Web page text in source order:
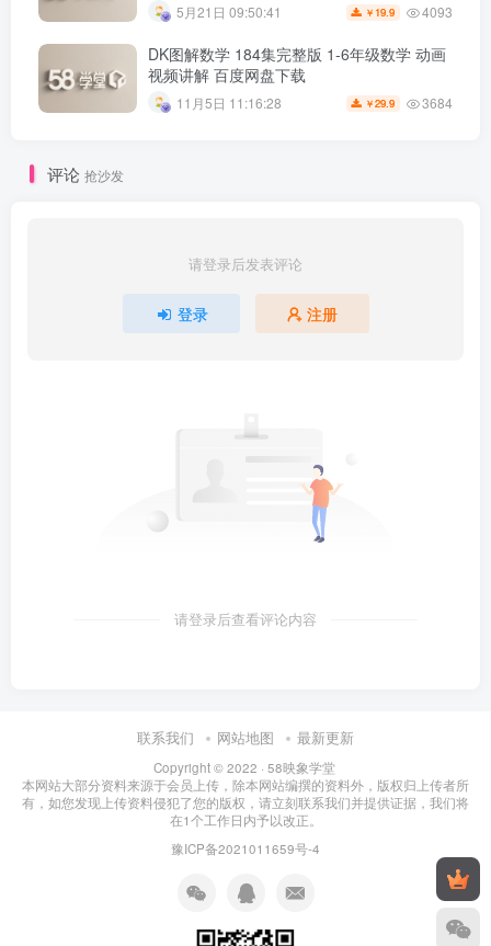
5月21日 09:50:41 ￥ 19.9 4093
DK图解数学 184集完整版 1-6年级数学 动画
视频讲解 百度网盘下载
11月5日 11:16:28 ￥29.9 3684
评论 抢沙发
请登录后发表评论
登录 注册
请登录后查看评论内容
联系我们 网站地图 最新更新
Copyright © 2022 · 58映象学堂
本网站大部分资料来源于会员上传，除本网站编撰的资料外，版权归上传者所
有，如您发现上传资料侵犯了您的版权，请立刻联系我们并提供证据，我们将
在1个工作日内予以改正。
豫ICP备2021011659号-4